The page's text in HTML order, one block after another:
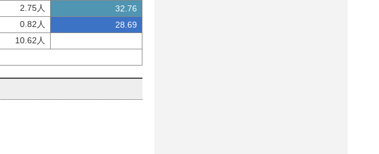
2.75人
32.76
0.82人
28.69
10.62人